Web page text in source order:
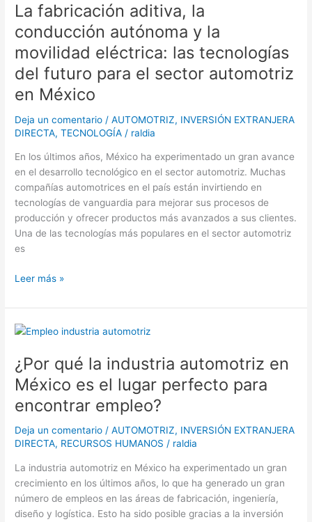
La fabricación aditiva, la
conducción autónoma y la
movilidad eléctrica: las tecnologías
del futuro para el sector automotriz
en México
Deja un comentario /AUTOMOTRIZ, INVERSIÓN EXTRANJERA
DIRECTA,TECNOLOGÍA / raldia
En los últimos años, México ha experimentado un gran avance
en el desarrollo tecnológico en el sector automotriz. Muchas
compañías automotrices en el país están invirtiendo en
tecnologías de vanguardia para mejorar sus procesos de
producción y ofrecer productos más avanzados a sus clientes.
Una de las tecnologías más populares en el sector automotriz
es
aditiva,
conducción
autónoma
y
movilidad
eléctrica:
las
del
futuro
para
el
sector
automotriz
en
Leer más »
¿Por qué la industria automotriz en
México es el lugar perfecto para
encontrar empleo?
Deja un comentario /AUTOMOTRIZ, INVERSIÓN EXTRANJERA
DIRECTA, RECURSOS HUMANOS / raldia
La industria automotriz en México ha experimentado un gran
crecimiento en los últimos años, lo que ha generado un gran
número de empleos en las áreas de fabricación, ingeniería,
diseño y logística. Esto ha sido posible gracias a la inversión
¿Por
la
industria
automotriz
en
es
lugar
perfecto
para
encontrar